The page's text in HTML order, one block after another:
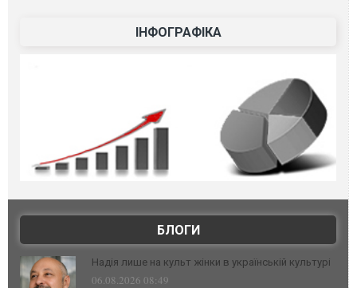
ІНФОГРАФІКА
БЛОГИ
Надія лише на культ жінки в українській культурі
06.08.2026 08:49